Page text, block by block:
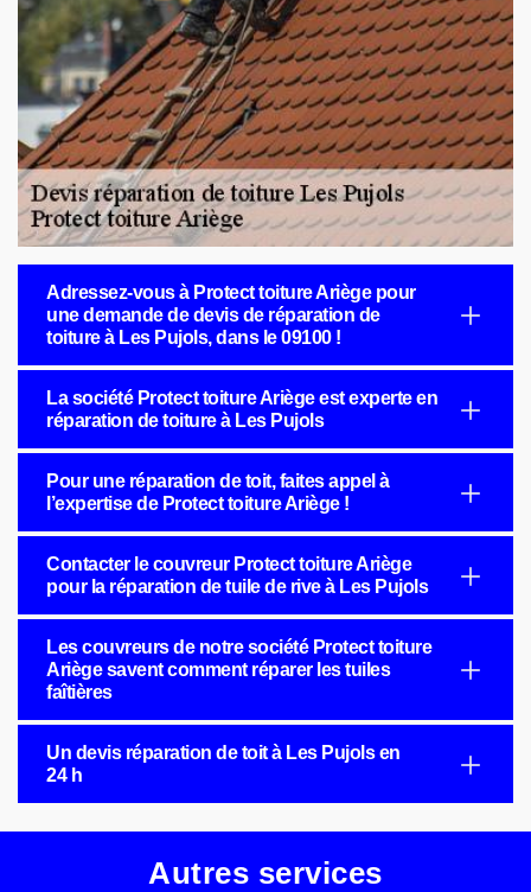
Adressez-vous à Protect toiture Ariège pour
une demande de devis de réparation de
toiture à Les Pujols, dans le 09100 !
La société Protect toiture Ariège est experte en
réparation de toiture à Les Pujols
Pour une réparation de toit, faites appel à
l’expertise de Protect toiture Ariège !
Contacter le couvreur Protect toiture Ariège
pour la réparation de tuile de rive à Les Pujols
Les couvreurs de notre société Protect toiture
Ariège savent comment réparer les tuiles
faîtières
Un devis réparation de toit à Les Pujols en
24 h
Autres services